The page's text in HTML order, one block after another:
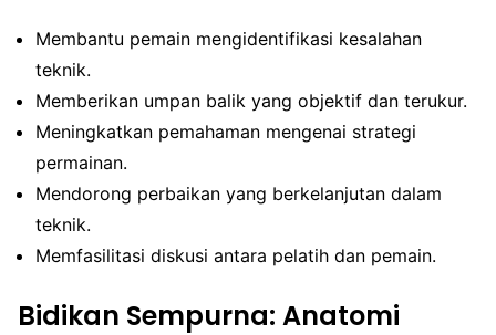
Membantu pemain mengidentifikasi kesalahan
teknik.
Memberikan umpan balik yang objektif dan terukur.
Meningkatkan pemahaman mengenai strategi
permainan.
Mendorong perbaikan yang berkelanjutan dalam
teknik.
Memfasilitasi diskusi antara pelatih dan pemain.
Bidikan Sempurna: Anatomi